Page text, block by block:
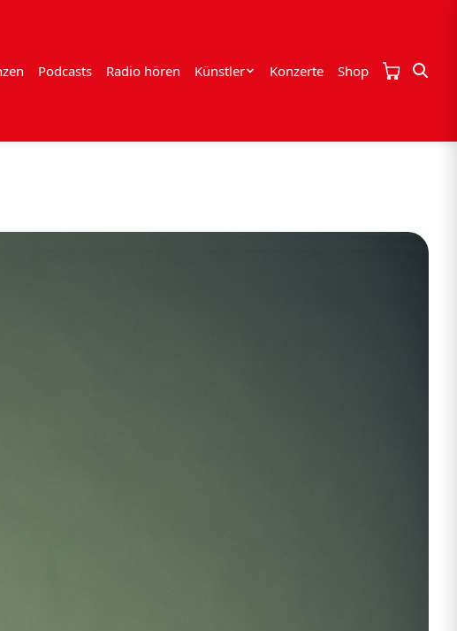
Podcasts Radio hören Künstler Konzerte Shop